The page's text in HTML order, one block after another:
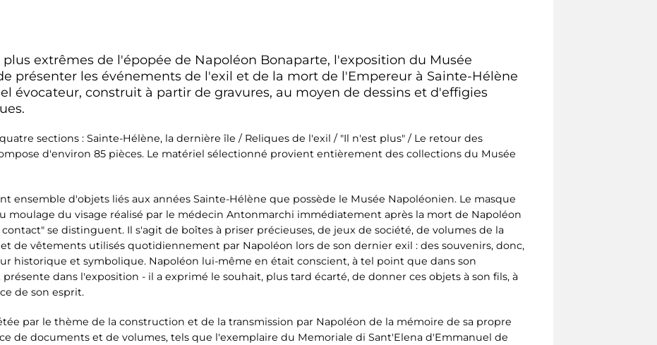
extrêmes de l'épopée de Napoléon Bonaparte, l'exposition du Musée
présenter les événements de l'exil et de la mort de l'Empereur à Sainte-Hélène
évocateur, construit à partir de gravures, au moyen de dessins et d'effigies
sections : Sainte-Hélène, la dernière île / Reliques de l'exil / "Il n'est plus" / Le retour des
d'environ 85 pièces. Le matériel sélectionné provient entièrement des collections du Musée
ensemble d'objets liés aux années Sainte-Hélène que possède le Musée Napoléonien. Le masque
moulage du visage réalisé par le médecin Antonmarchi immédiatement après la mort de Napoléon
se distinguent. Il s'agit de boîtes à priser précieuses, de jeux de société, de volumes de la
de vêtements utilisés quotidiennement par Napoléon lors de son dernier exil : des souvenirs, donc,
historique et symbolique. Napoléon lui-même en était conscient, à tel point que dans son
dans l'exposition - il a exprimé le souhait, plus tard écarté, de donner ces objets à son fils, à
de son esprit.
par le thème de la construction et de la transmission par Napoléon de la mémoire de sa propre
de documents et de volumes, tels que l'exemplaire du Memoriale di Sant'Elena d'Emmanuel de